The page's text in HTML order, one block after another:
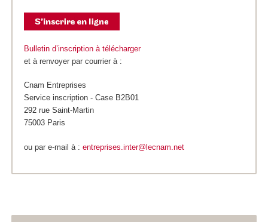
Bulletin d’inscription à télécharger
et à renvoyer par courrier à :
Cnam Entreprises
Service inscription - Case B2B01
292 rue Saint-Martin
75003 Paris
ou par e-mail à : entreprises.inter@lecnam.net